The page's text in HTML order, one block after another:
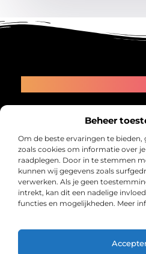
Beheer
Om de beste ervaringen te
zoals cookies om informatie over
raadplegen. Door in te stemmen
kunnen wij gegevens zoals
verwerken. Als je geen
intrekt, kan dit een nadelige
functies en mogelijkheden. Meer
Collectiefrima.nl –
Ontdek blogs en artikelen over alles
maakt.